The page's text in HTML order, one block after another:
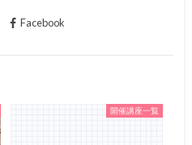
Facebook
開催講座一覧